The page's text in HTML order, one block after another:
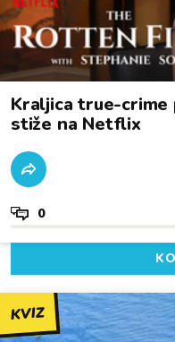
Kraljica true-crime
stiže na Netflix
0
KVIZ